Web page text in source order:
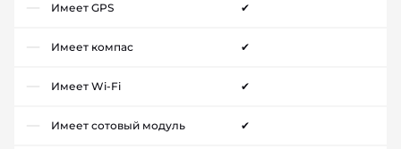
Имеет GPS ✔
Имеет компас ✔
Имеет Wi-Fi ✔
Имеет сотовый модуль ✔